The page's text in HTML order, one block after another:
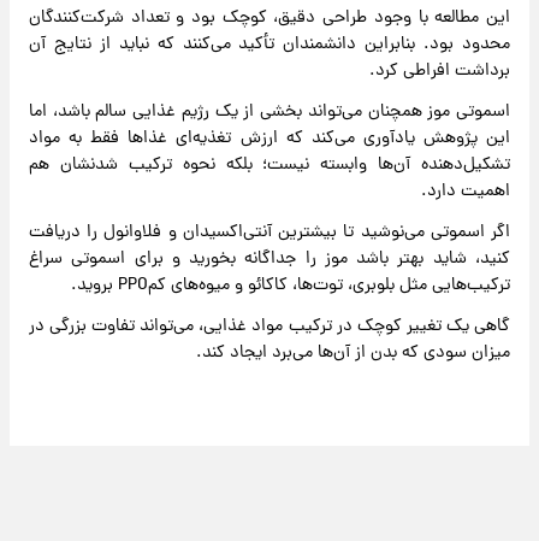
این مطالعه با وجود طراحی دقیق، کوچک بود و تعداد شرکت‌کنندگان
محدود بود. بنابراین دانشمندان تأکید می‌کنند که نباید از نتایج آن
برداشت افراطی کرد.
اسموتی موز همچنان می‌تواند بخشی از یک رژیم غذایی سالم باشد، اما
این پژوهش یادآوری می‌کند که ارزش تغذیه‌ای غذاها فقط به مواد
تشکیل‌دهنده آن‌ها وابسته نیست؛ بلکه نحوه ترکیب شدنشان هم
اهمیت دارد.
اگر اسموتی می‌نوشید تا بیشترین آنتی‌اکسیدان و فلاوانول را دریافت
کنید، شاید بهتر باشد موز را جداگانه بخورید و برای اسموتی سراغ
ترکیب‌هایی مثل بلوبری، توت‌ها، کاکائو و میوه‌های کم‌PPO بروید.
گاهی یک تغییر کوچک در ترکیب مواد غذایی، می‌تواند تفاوت بزرگی در
میزان سودی که بدن از آن‌ها می‌برد ایجاد کند.